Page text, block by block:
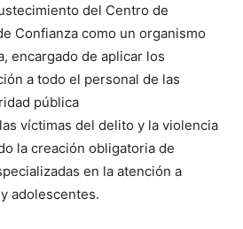
del Centro de
Confianza como un organismo
encargado de aplicar los
a todo el personal de las
pública
víctimas del delito y la violencia
la creación obligatoria de
en la atención a
adolescentes.